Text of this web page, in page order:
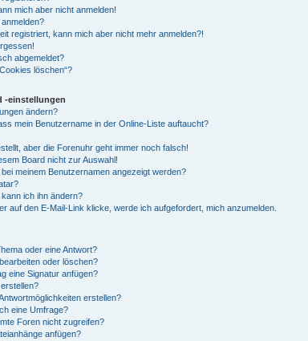
mich aber nicht anmelden!
registriert, kann mich aber nicht mehr anmelden?!
abgemeldet?
löschen“?
-einstellungen
ändern?
mein Benutzername in der Online-Liste auftaucht?
aber die Forenuhr geht immer noch falsch!
Board nicht zur Auswahl!
meinem Benutzernamen angezeigt werden?
ich ihn ändern?
auf den E-Mail-Link klicke, werde ich aufgefordert, mich anzumelden.
oder eine Antwort?
oder löschen?
eine Signatur anfügen?
erstellen?
eine Umfrage?
Foren nicht zugreifen?
anfügen?